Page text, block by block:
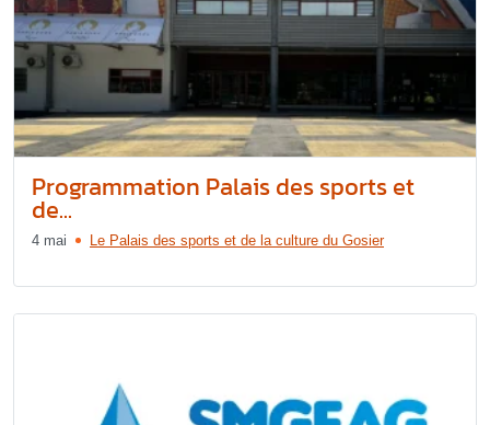
Programmation Palais des sports et
de...
4 mai Le Palais des sports et de la culture du Gosier